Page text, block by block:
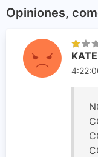
Opiniones,